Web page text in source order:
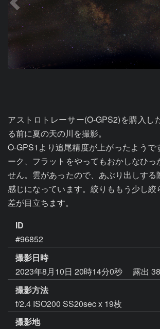
アストロトレーサー(O-GPS2)を購入し
る前に夏の天の川を撮影。
O-GPS1より追尾精度が上がったようで
ーク、フラットをやってもおかしなひっ
せん。雲があったので、あぶり出しする
感じになっています。絞りももう少し絞
差が目立ちます。
ID
#96852
撮影日時
2023年8月10日 20時14分0秒
露出
撮影方法
f/2.4 ISO200 SS20sec x 19枚
撮影地